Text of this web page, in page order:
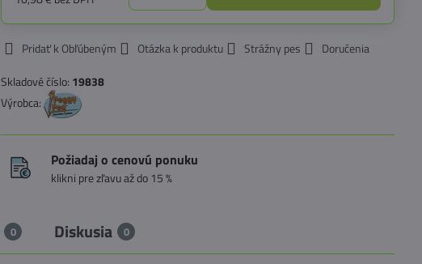
Pridať k Obľúbeným Otázka k produktu Strážny pes
Doručenia
Skladové číslo: 19838
Výrobca:
Požiadaj o cenovú ponuku
klikni pre zľavu až do 15 %
0 Diskusia 0